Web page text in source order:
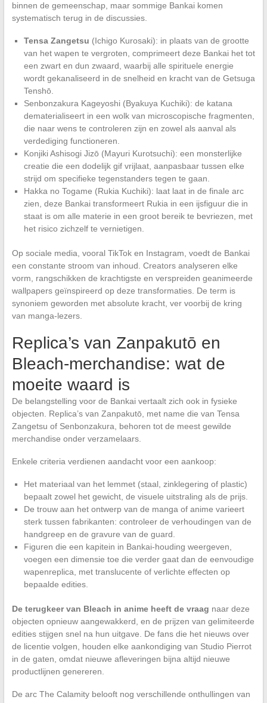
binnen de gemeenschap, maar sommige Bankai komen
systematisch terug in de discussies.
Tensa Zangetsu (Ichigo Kurosaki): in plaats van de grootte
van het wapen te vergroten, comprimeert deze Bankai het tot
een zwart en dun zwaard, waarbij alle spirituele energie
wordt gekanaliseerd in de snelheid en kracht van de Getsuga
Tenshō.
Senbonzakura Kageyoshi (Byakuya Kuchiki): de katana
dematerialiseert in een wolk van microscopische fragmenten,
die naar wens te controleren zijn en zowel als aanval als
verdediging functioneren.
Konjiki Ashisogi Jizō (Mayuri Kurotsuchi): een monsterlijke
creatie die een dodelijk gif vrijlaat, aanpasbaar tussen elke
strijd om specifieke tegenstanders tegen te gaan.
Hakka no Togame (Rukia Kuchiki): laat laat in de finale arc
zien, deze Bankai transformeert Rukia in een ijsfiguur die in
staat is om alle materie in een groot bereik te bevriezen, met
het risico zichzelf te vernietigen.
Op sociale media, vooral TikTok en Instagram, voedt de Bankai
een constante stroom van inhoud. Creators analyseren elke
vorm, rangschikken de krachtigste en verspreiden geanimeerde
wallpapers geïnspireerd op deze transformaties. De term is
synoniem geworden met absolute kracht, ver voorbij de kring
van manga-lezers.
Replica’s van Zanpakutō en
Bleach-merchandise: wat de
moeite waard is
De belangstelling voor de Bankai vertaalt zich ook in fysieke
objecten. Replica’s van Zanpakutō, met name die van Tensa
Zangetsu of Senbonzakura, behoren tot de meest gewilde
merchandise onder verzamelaars.
Enkele criteria verdienen aandacht voor een aankoop:
Het materiaal van het lemmet (staal, zinklegering of plastic)
bepaalt zowel het gewicht, de visuele uitstraling als de prijs.
De trouw aan het ontwerp van de manga of anime varieert
sterk tussen fabrikanten: controleer de verhoudingen van de
handgreep en de gravure van de guard.
Figuren die een kapitein in Bankai-houding weergeven,
voegen een dimensie toe die verder gaat dan de eenvoudige
wapenreplica, met translucente of verlichte effecten op
bepaalde edities.
De terugkeer van Bleach in anime heeft de vraag naar deze
objecten opnieuw aangewakkerd, en de prijzen van gelimiteerde
edities stijgen snel na hun uitgave. De fans die het nieuws over
de licentie volgen, houden elke aankondiging van Studio Pierrot
in de gaten, omdat nieuwe afleveringen bijna altijd nieuwe
productlijnen genereren.
De arc The Calamity belooft nog verschillende onthullingen van